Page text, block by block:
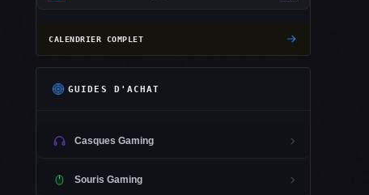
CALENDRIER COMPLET
GUIDES D'ACHAT
Casques Gaming
Souris Gaming